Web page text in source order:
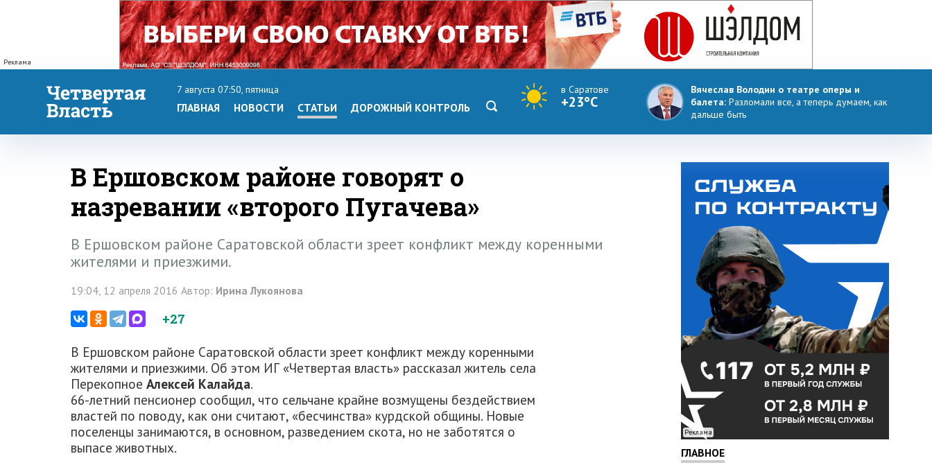
Реклама
7 августа 07:50, пятница
ГЛАВНАЯ НОВОСТИ СТАТЬИ ДОРОЖНЫЙ КОНТРОЛЬ
в Саратове
+23°C
Вячеслав Володин о театре оперы и
балета: Разломали все, а теперь думаем, как
дальше быть
В Ершовском районе говорят о
назревании «второго Пугачева»
В Ершовском районе Саратовской области зреет конфликт между коренными
жителями и приезжими.
19:04, 12 апреля 2016 Автор: Ирина Лукоянова
+27
В Ершовском районе Саратовской области зреет конфликт между коренными
жителями и приезжими. Об этом ИГ «Четвертая власть» рассказал житель села
Перекопное Алексей Калайда.
66-летний пенсионер сообщил, что сельчане крайне возмущены бездействием
властей по поводу, как они считают, «бесчинства» курдской общины. Новые
поселенцы занимаются, в основном, разведением скота, но не заботятся о
выпасе животных.
Реклама
ГЛАВНОЕ